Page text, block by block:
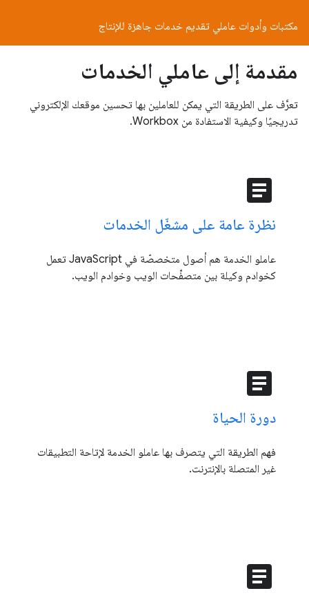
مكتبات وأدوات عاملي تقديم خدمات جاهزة للإنتاج
مقدمة إلى عاملي الخدمات
تعرَّف على الطريقة التي يمكن للعاملين بها تحسين موقعك الإلكتروني
تدريجيًا وكيفية الاستفادة من Workbox.
article
نظرة عامة على مشغّل الخدمات
عاملو الخدمة هم أصول متخصصّة في JavaScript تعمل
كخوادم وكيلة بين متصفِّحات الويب وخوادم الويب.
article
دورة الحياة
فهم الطريقة التي يتصرف بها عاملو الخدمة لإتاحة التطبيقات
غير المتصلة بالإنترنت.
article